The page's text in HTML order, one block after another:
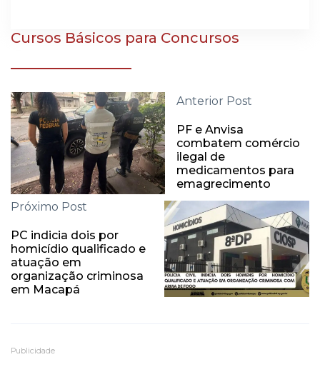
Cursos Básicos para Concursos
Anterior Post
PF e Anvisa
combatem comércio
ilegal de
medicamentos para
emagrecimento
Próximo Post
PC indicia dois por
homicídio qualificado e
atuação em
organização criminosa
em Macapá
Publicidade